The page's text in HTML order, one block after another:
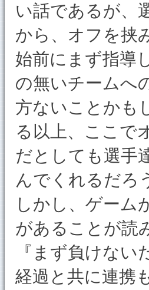
い話であるが、
から、オフを挟
始前にまず指導
の無いチームへ
方ないことかも
る以上、ここで
だとしても選手
んでくれるだろ
しかし、ゲーム
があることが読
『まず負けな
経過と共に連携